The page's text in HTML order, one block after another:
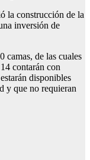
la construcción de la
inversión de
camas, de las cuales
contarán con
disponibles
y que no requieran